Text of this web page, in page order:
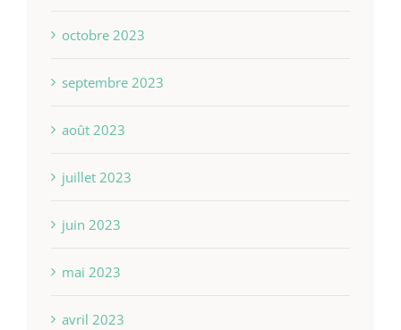
octobre 2023
septembre 2023
août 2023
juillet 2023
juin 2023
mai 2023
avril 2023